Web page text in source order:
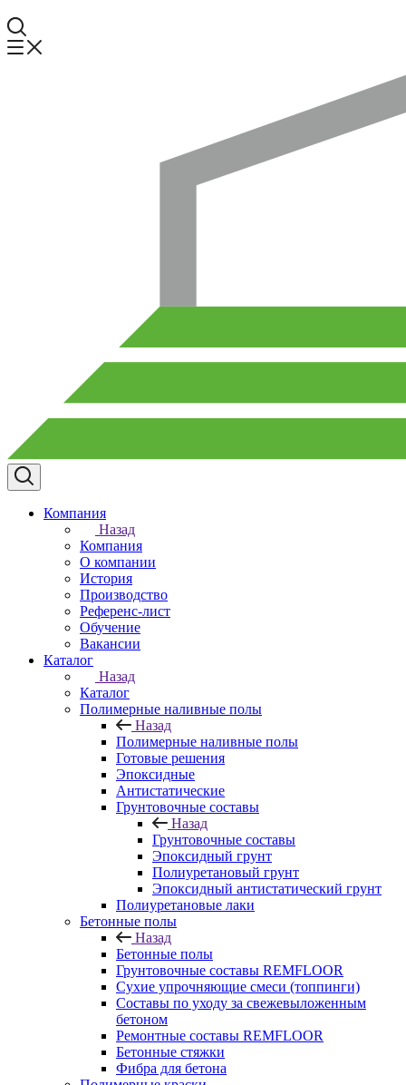
Компания
Назад
Компания
О компании
История
Производство
Референс-лист
Обучение
Вакансии
Каталог
Назад
Каталог
Полимерные наливные полы
Назад
Полимерные наливные полы
Готовые решения
Эпоксидные
Антистатические
Грунтовочные составы
Назад
Грунтовочные составы
Эпоксидный грунт
Полиуретановый грунт
Эпоксидный антистатический грунт
Полиуретановые лаки
Бетонные полы
Назад
Бетонные полы
Грунтовочные составы REMFLOOR
Сухие упрочняющие смеси (топпинги)
Составы по уходу за свежевыложенным
бетоном
Ремонтные составы REMFLOOR
Бетонные стяжки
Фибра для бетона